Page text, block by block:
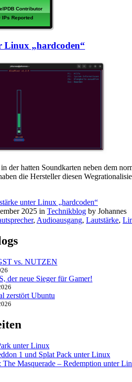
Linux „hardcoden“
der hatten Soundkarten neben dem
die Hersteller diesen
unter Linux „hardcoden“
2025 in Technikblog by Johannes
, Audioausgang, Lautstärke,
vs. NUTZEN
der neue Sieger für Gamer!
zerstört Ubuntu
unter Linux
1 und Splat Pack unter Linux
The Masquerade – Redemption unter